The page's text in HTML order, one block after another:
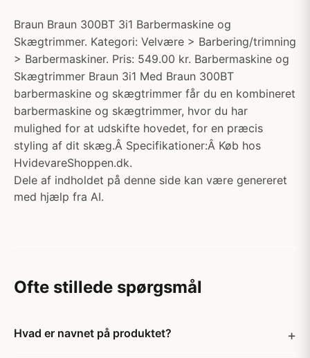
Braun Braun 300BT 3i1 Barbermaskine og
Skægtrimmer. Kategori: Velvære > Barbering/trimning
> Barbermaskiner. Pris: 549.00 kr. Barbermaskine og
Skægtrimmer Braun 3i1 Med Braun 300BT
barbermaskine og skægtrimmer får du en kombineret
barbermaskine og skægtrimmer, hvor du har
mulighed for at udskifte hovedet, for en præcis
styling af dit skæg.Â Specifikationer:Â Køb hos
HvidevareShoppen.dk.
Dele af indholdet på denne side kan være genereret
med hjælp fra AI.
Ofte stillede spørgsmål
Hvad er navnet på produktet?